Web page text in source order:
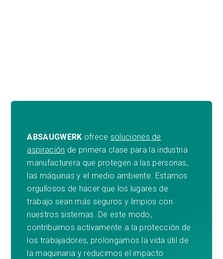
ABSAUGWERK ofrece soluciones de
aspiración de primera clase para la industria
manufacturera que protegen a las personas,
las máquinas y el medio ambiente. Estamos
orgullosos de hacer que los lugares de
trabajo sean más seguros y limpios con
nuestros sistemas. De este modo,
contribuimos activamente a la protección de
los trabajadores, prolongamos la vida útil de
la maquinaria y reducimos el impacto